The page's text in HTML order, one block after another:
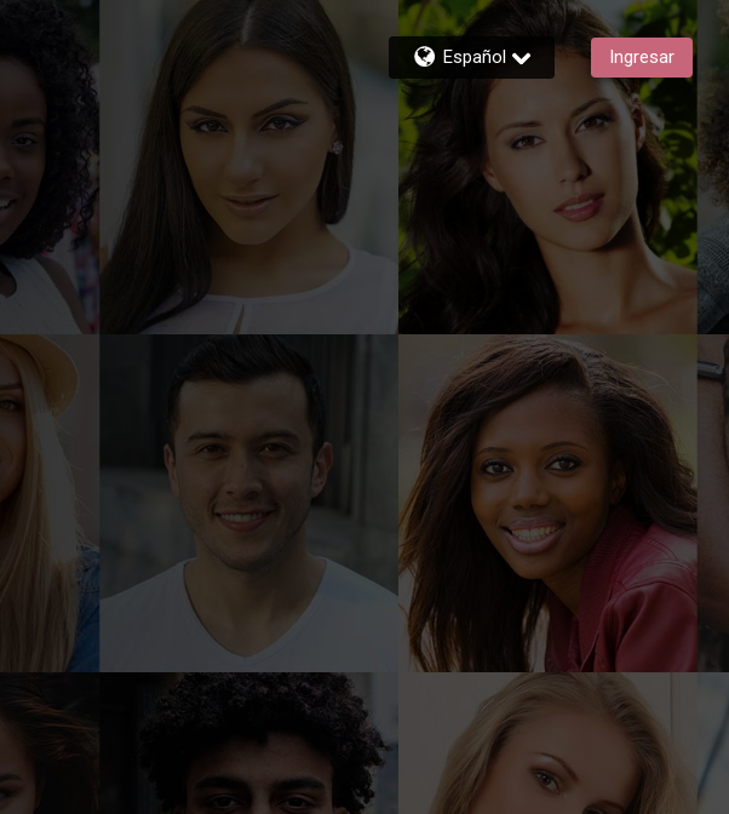
Español Ingresar